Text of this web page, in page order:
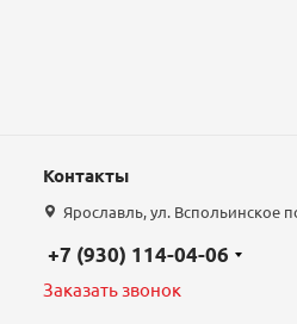
Контакты
Ярославль, ул. Вспольинское
+7 (930) 114-04-06
Заказать звонок